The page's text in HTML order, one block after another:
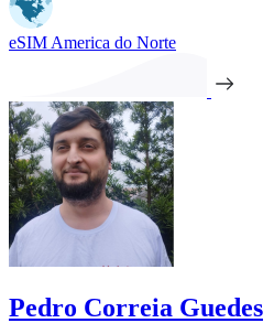
eSIM America do Norte
Pedro Correia Guedes